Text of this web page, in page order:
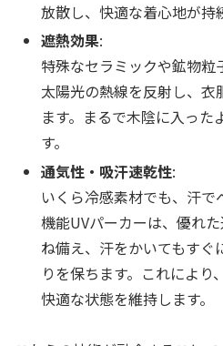
放散し、快適な着心地が持
遮熱効果:
特殊なセラミックや鉱物粒
太陽光の熱線を反射し、衣
ます。まるで木陰に入っ
す。
通気性・吸汗速乾性:
いくら冷感素材でも、汗
機能UVパーカーは、優れ
ね備え、汗をかいてもすぐ
りを保ちます。これにより
快適な状態を維持します。